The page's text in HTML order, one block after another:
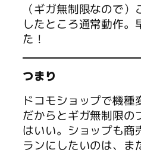
（ギガ無制限なので）
したところ通常動作。
た！
つまり
ドコモショップで機種
だからとギガ無制限の
はいい。ショップも商
ランにしたいのは、ま